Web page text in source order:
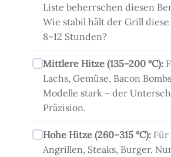
Liste beherrschen diesen
Wie stabil hält der Grill
8–12 Stunden?
Mittlere Hitze (135–200 °C):
Lachs, Gemüse, Bacon
Modelle stark – der
Präzision.
Hohe Hitze (260–315 °C):
Angrillen, Steaks, Burger.